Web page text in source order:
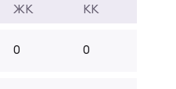
ЖК КК
0 0